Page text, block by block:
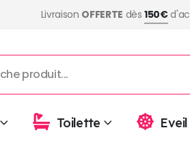
Livraison OFFERTE dès150€
Toilette